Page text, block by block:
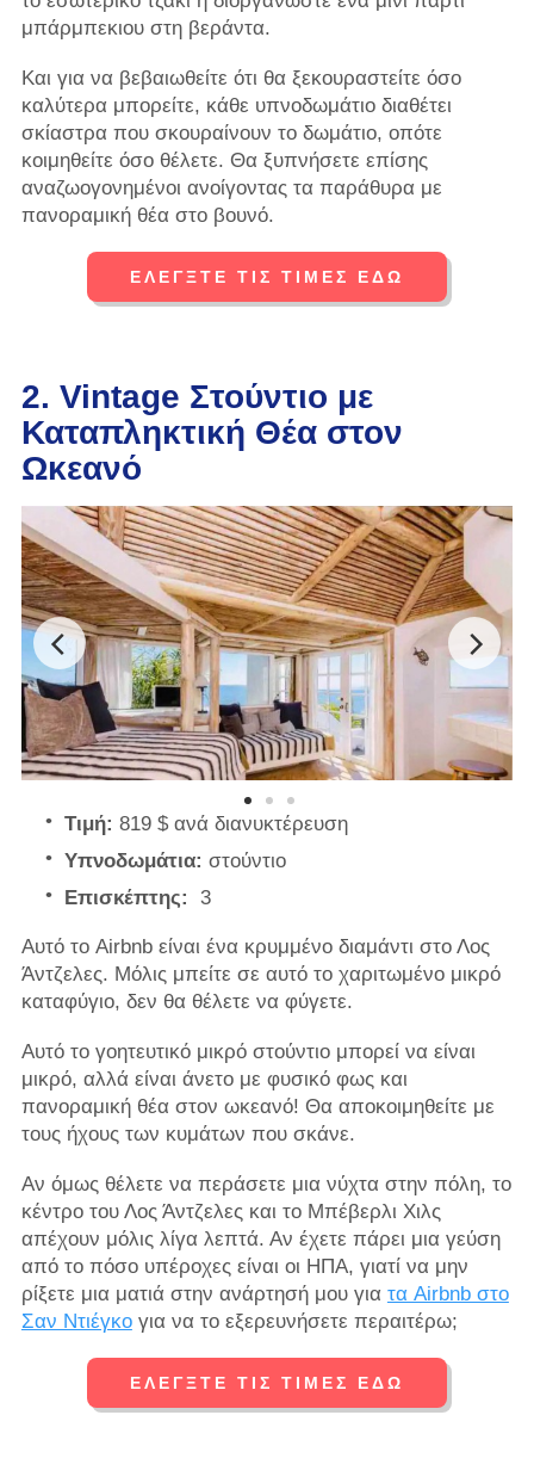
μπάρμπεκιου στη βεράντα.
Και για να βεβαιωθείτε ότι θα ξεκουραστείτε όσο
καλύτερα μπορείτε, κάθε υπνοδωμάτιο διαθέτει
σκίαστρα που σκουραίνουν το δωμάτιο, οπότε
κοιμηθείτε όσο θέλετε. Θα ξυπνήσετε επίσης
αναζωογονημένοι ανοίγοντας τα παράθυρα με
πανοραμική θέα στο βουνό.
ΕΛΈΓΞΤΕ ΤΙΣ ΤΙΜΈΣ ΕΔΏ
2. Vintage Στούντιο με
Καταπληκτική Θέα στον
Ωκεανό
Τιμή: 819 $ ανά διανυκτέρευση
Υπνοδωμάτια: στούντιο
Επισκέπτης: 3
Αυτό το Airbnb είναι ένα κρυμμένο διαμάντι στο Λος
Άντζελες. Μόλις μπείτε σε αυτό το χαριτωμένο μικρό
καταφύγιο, δεν θα θέλετε να φύγετε.
Αυτό το γοητευτικό μικρό στούντιο μπορεί να είναι
μικρό, αλλά είναι άνετο με φυσικό φως και
πανοραμική θέα στον ωκεανό! Θα αποκοιμηθείτε με
τους ήχους των κυμάτων που σκάνε.
Αν όμως θέλετε να περάσετε μια νύχτα στην πόλη, το
κέντρο του Λος Άντζελες και το Μπέβερλι Χιλς
απέχουν μόλις λίγα λεπτά. Αν έχετε πάρει μια γεύση
από το πόσο υπέροχες είναι οι ΗΠΑ, γιατί να μην
ρίξετε μια ματιά στην ανάρτησή μου για τα Airbnb στο
Σαν Ντιέγκογια να το εξερευνήσετε περαιτέρω;
ΕΛΈΓΞΤΕ ΤΙΣ ΤΙΜΈΣ ΕΔΏ